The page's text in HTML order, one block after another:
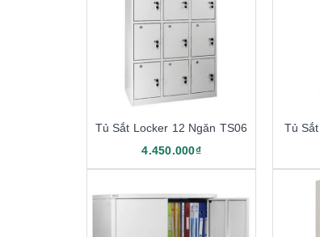
Tủ Sắt Locker 12 Ngăn TS06
4.450.000₫
Tủ